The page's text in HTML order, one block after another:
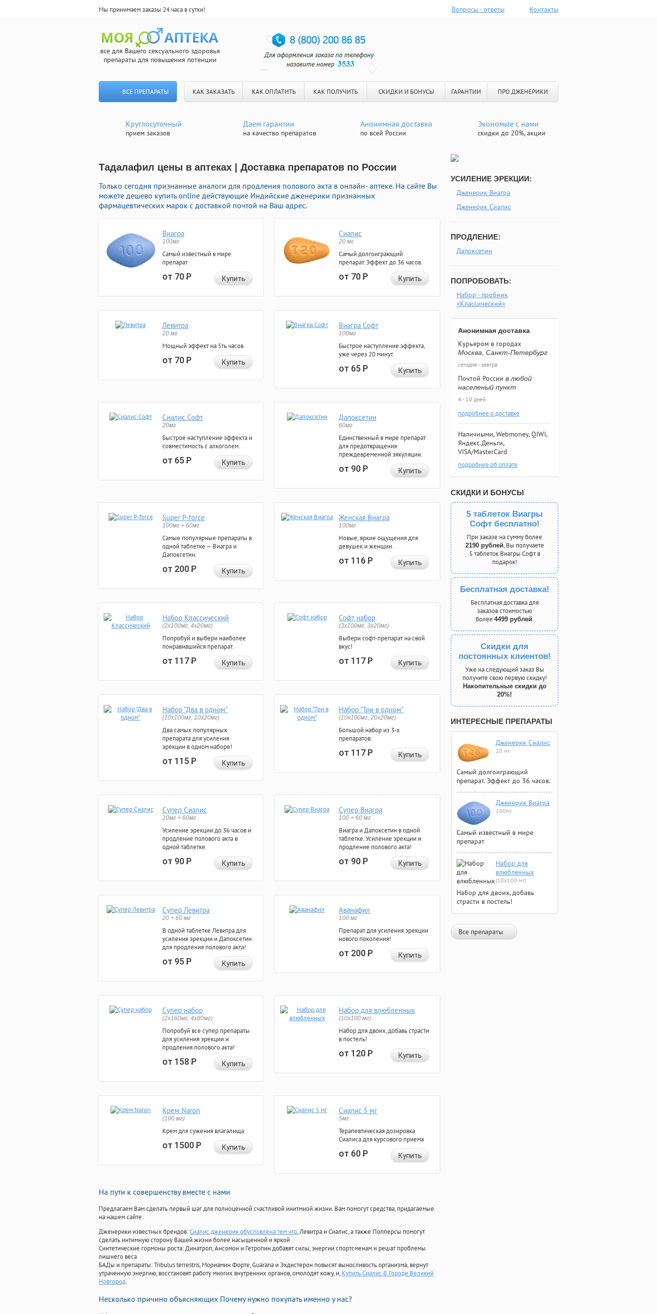
Мы принимаем заказы 24 часа в сутки! Вопросы - ответы Контакты
все для Вашего сексуального здоровья
препараты для повышения потенции
ВСЕ ПРЕПАРАТЫ КАК ЗАКАЗАТЬ КАК ОПЛАТИТЬ КАК ПОЛУЧИТЬ СКИДКИ И БОНУСЫ ГАРАНТИИ ПРО ДЖЕНЕРИКИ
Круглосуточный
прием заказов
Даем гарантии
на качество препаратов
Анонимная доставка
по всей России
Экономьте с нами
скидки до 20%, акции
Тадалафил цены в аптеках | Доставка препаратов по России
Только сегодня признанные аналоги для продления полового акта в онлайн- аптеке. На сайте Вы
можете дешево купить online действующие Индийские дженерики признанных
фармацевтических марок с доставкой почтой на Ваш адрес.
Виагра
100мг
Самый известный в мире
препарат
от 70Р Купить
Сиалис
20 мг
Самый долгоиграющий
препарат. Эффект до 36 часов.
от 70Р Купить
Левитра
20 мг
Мощный эффект на 5ть часов.
от 70Р Купить
Виагра Софт
100мг
Быстрое наступление эффекта,
уже через 20 минут.
от 65Р Купить
Сиалис Софт
20мг
Быстрое наступление эффекта и
совместимость с алкоголем.
от 65Р Купить
Дапоксетин
60мг
Единственный в мире препарат
для предотвращения
преждевременной эякуляции.
от 90Р Купить
Super P-force
100мг + 60мг
Самые популярные препараты в
одной таблетке — Виагра и
Дапоксетин.
от 200Р Купить
Женская Виагра
100мг
Новые, яркие ощущения для
девушек и женщин.
от 116Р Купить
Набор Классический
(2x100мг, 4x20мг)
Попробуй и выбери наиболее
понравившийся препарат.
от 117Р Купить
Софт набор
(3x100мг, 3x20мг)
Выбери софт-препарат на свой
вкус!
от 117Р Купить
Набор "Два в одном"
(10x100мг, 10x20мг)
Два самых популярных
препарата для усиления
эрекции в одном наборе!
от 115Р Купить
Набор "Три в одном"
(10x100мг, 20x20мг)
Большой набор из 3-х
препаратов.
от 117Р Купить
Супер Сиалис
20мг + 60мг
Усиление эрекции до 36 часов и
продление полового акта в
одной таблетке.
от 90Р Купить
Супер Виагра
100 + 60 мг
Виагра и Дапоксетин в одной
таблетке. Усиление эрекции и
продление полового акта!
от 90Р Купить
Супер Левитра
20 + 60 мг
В одной таблетке Левитра для
усиления эрекции и Дапоксетин
для продления полового акта!
от 95Р Купить
Аванафил
100 мг
Препарат для усиления эрекции
нового поколения!
от 200Р Купить
Супер набор
(2х160мг, 4х80мг)
Попробуй все супер препараты
для усиления эрекции и
продления полового акта!
от 158Р Купить
Набор для влюбленных
(10х100 мг)
Набор для двоих, добавь страсти
в постель!
от 120Р Купить
Крем Naron
(100 мг)
Крем для сужения влагалища
от 1500Р Купить
Сиалис 5 мг
5мг
Терапевтическая дозировка
Сиалиса для курсового приема
от 60Р Купить
На пути к совершенству вместе с нами
Предлагаем Вам сделать первый шаг для полноценной счастливой инитмной жизни. Вам помогут средства, придагаемые
на нашем сайте:
Дженерики известных брендов:Сиалис дженерик обусловлена тем что, Левитра и Сиалис, а также Попперсы помогут
сделать интимную сторону Вашей жизни более насыщенной и яркой
Синтетические гормоны роста: Динатроп, Ансомон и Гетропин добавят силы, энергии спортсменам и решат проблемы
лишнего веса
БАДы и препараты:Tribulus terrestris, Мориамин Форте, Guarana и Экдистерон повысят выносливость организма, вернут
утраченную энергию, восстановят работу многих внутренних органов, омолодят кожу, и, Купить Сиалис В Городе Великий
Новгород.
Несколько причино объясняющих Почему нужно покупать именно у нас?
УСИЛЕНИЕ ЭРЕКЦИИ:
Дженерик Виагра
Дженерик Сиалис
ПРОДЛЕНИЕ:
Дапоксетин
ПОПРОБОВАТЬ:
Набор - пробник
«Классический»
Анонимная доставка
Курьером в городах
Москва, Санкт-Петербург
сегодня - завтра
Почтой России в любой
населеный пункт
4 - 10 дней
подробнее о доставке
Наличными, Webmoney, QIWI,
Яндекс.Деньги,
VISA/MasterCard
подробнее об оплате
СКИДКИ И БОНУСЫ
5 таблеток Виагры
Софт бесплатно!
При заказе на сумму более
2190 рублей, Вы получаете
5 таблеток Виагры Софт в
подарок!
Бесплатная доставка!
Бесплатная доставка для
заказов стоимостью
более 4499 рублей.
Скидки для
постоянных клиентов!
Уже на следующий заказ Вы
получите свою первую скидку!
Накопительные скидки до
20%!
ИНТЕРЕСНЫЕ ПРЕПАРАТЫ
Дженерик Сиалис
20 мг
Самый долгоиграющий
препарат. Эффект до 36 часов.
Дженерик Виагра
100мг
Самый известный в мире
препарат
Набор для
влюбленных
(10х100 мг)
Набор для двоих, добавь
страсти в постель!
Все препараты